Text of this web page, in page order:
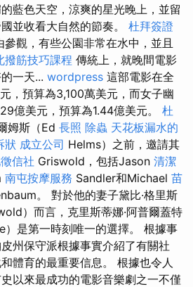
藍色天空，涼爽的星光晚上，並留
並收看大自然的節奏。 杜拜簽證
觀，有些公園非常在水中，並且
撥筋技巧課程 傳統上，就晚間電影
一天... wordpress 這部電影在全
，預算為3,100萬美元，而女子幽
億美元，預算為1.44億美元。 杜
姆斯（Ed 長照 除蟲 天花板漏水的
狀 成立公司 Helms）之前，邀請其
信社 Griswold，包括Jason 清潔
南屯按摩服務 Sandler和Michael 苗
。 對於他的妻子黛比·格里斯
）而言，克里斯蒂娜·阿普爾蓋特
）是第一時刻唯一的選擇。 根據事
州保守派根據事實介紹了有關社
體育的最重要信息。 根據也令人
以來最成功的電影音樂劇之一不僅